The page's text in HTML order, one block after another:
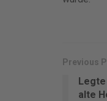
Previous
alte